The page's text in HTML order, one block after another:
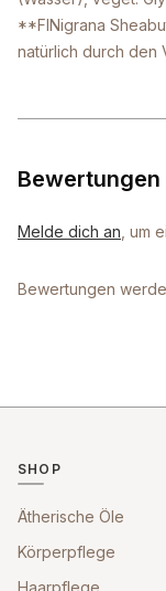
**FINigrana
natürlich durch den
Bewertungen
Melde dich an , um
Bewertungen
SHOP
Ätherische Öle
Körperpflege
Haarpflege